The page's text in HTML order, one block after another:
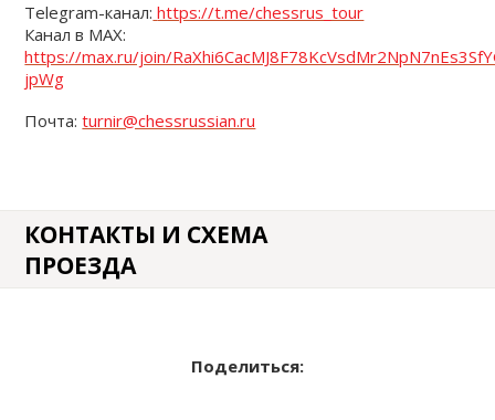
Telegram-канал: https://t.me/chessrus_tour
Канал в MAX:
https://max.ru/join/
jpWg
Почта:turnir@chessrussian.ru
КОНТАКТЫ И СХЕМА
ПРОЕЗДА
Поделиться: